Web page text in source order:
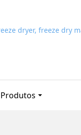
Produtos